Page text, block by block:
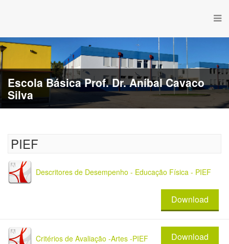
Escola Básica Prof. Dr. Aníbal Cavaco
Silva
PIEF
Descritores de Desempenho - Educação Física - PIEF
Download
Critérios de Avaliação -Artes -PIEF Download